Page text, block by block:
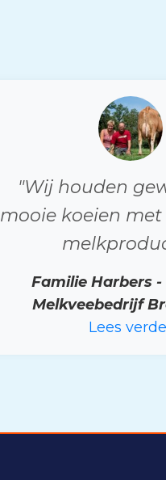
"Wij houden
mooie koeien
Familie Harbers -
Melkveebedrijf
Lees